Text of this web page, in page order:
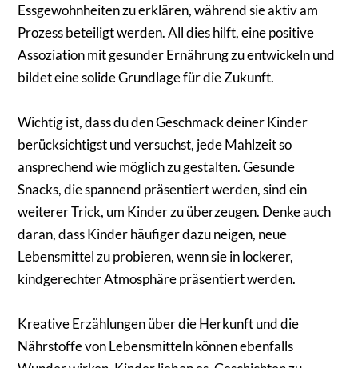
Essgewohnheiten zu erklären, während sie aktiv am
Prozess beteiligt werden. All dies hilft, eine positive
Assoziation mit gesunder Ernährung zu entwickeln und
bildet eine solide Grundlage für die Zukunft.
Wichtig ist, dass du den Geschmack deiner Kinder
berücksichtigst und versuchst, jede Mahlzeit so
ansprechend wie möglich zu gestalten. Gesunde
Snacks, die spannend präsentiert werden, sind ein
weiterer Trick, um Kinder zu überzeugen. Denke auch
daran, dass Kinder häufiger dazu neigen, neue
Lebensmittel zu probieren, wenn sie in lockerer,
kindgerechter Atmosphäre präsentiert werden.
Kreative Erzählungen über die Herkunft und die
Nährstoffe von Lebensmitteln können ebenfalls